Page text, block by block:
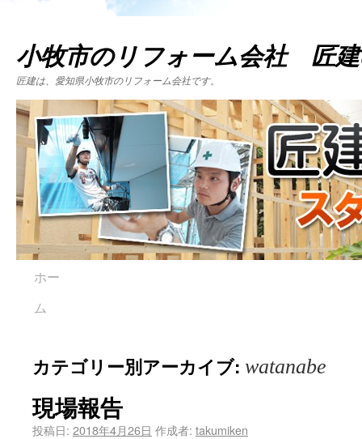
小牧市のリフォーム会社 匠
匠建は、愛知県小牧市のリフォーム会社です。
ホー
ム
カテゴリー別アーカイブ: watanabe
現場報告
投稿日: 2018年4月26日 作成者: takumiken